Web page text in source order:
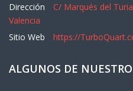
Dirección
C/ Marqués del
Valencia
Sitio Web
https://
ALGUNOS DE